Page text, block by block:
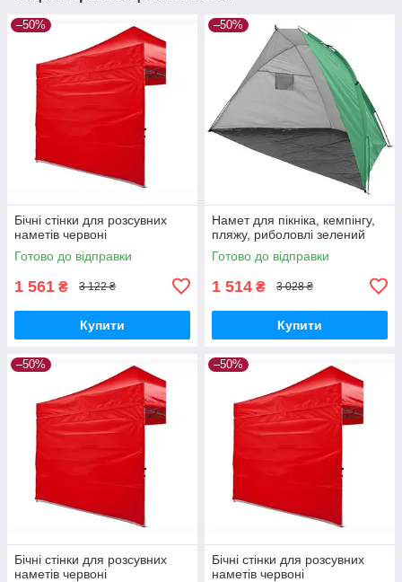
–50%
Бічні стінки для розсувних
наметів червоні
Готово до відправки
1 561 ₴ 3 122 ₴
Купити
–50%
Намет для пікніка, кемпінгу,
пляжу, риболовлі зелений
Готово до відправки
1 514 ₴ 3 028 ₴
Купити
–50%
Бічні стінки для розсувних
наметів червоні
–50%
Бічні стінки для розсувних
наметів червоні